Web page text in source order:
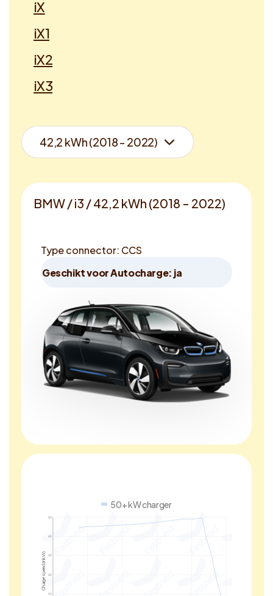
iX
iX1
iX2
iX3
BMW / i3 / 42,2 kWh (2018 - 2022)
Type connector: CCS
Geschikt voor Autocharge: ja
50+ kW charger
10
20
30
40
50
Charge speed (in kW)